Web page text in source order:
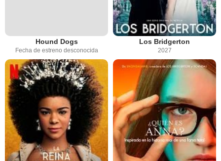
Hound Dogs
Fecha de estreno desconocida
Los Bridgerton
2027